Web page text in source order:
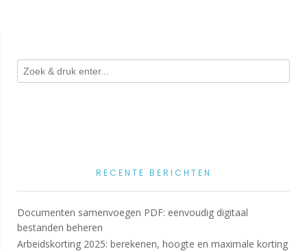
RECENTE BERICHTEN
Documenten samenvoegen PDF: eenvoudig digitaal
bestanden beheren
Arbeidskorting 2025: berekenen, hoogte en maximale korting